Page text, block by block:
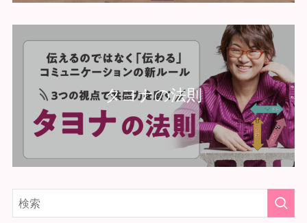
タヨナの法則